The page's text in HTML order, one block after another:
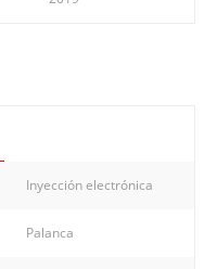
Inyección electrónica
Palanca